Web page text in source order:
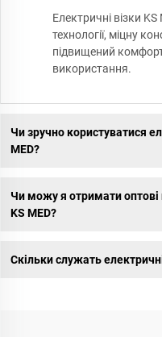
Електричні візки
технології, міцну
підвищений
використання.
Чи зручно користуватися
MED?
Чи можу я отримати оптові
KS MED?
Скільки служать